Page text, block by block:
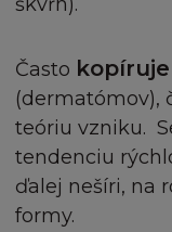
Často
(dermatómov),
teóriu vzniku.
tendenciu
ďalej nešíri, na
formy.
V případě
míry, která
v žádném
vám, ani třetí
náhodné
ušlý zisku,
pohledu